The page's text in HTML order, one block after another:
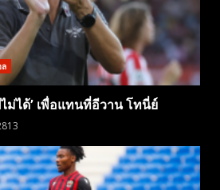
ม่ได้’ เพื่อแทนที่อีวาน โทนี่ย์